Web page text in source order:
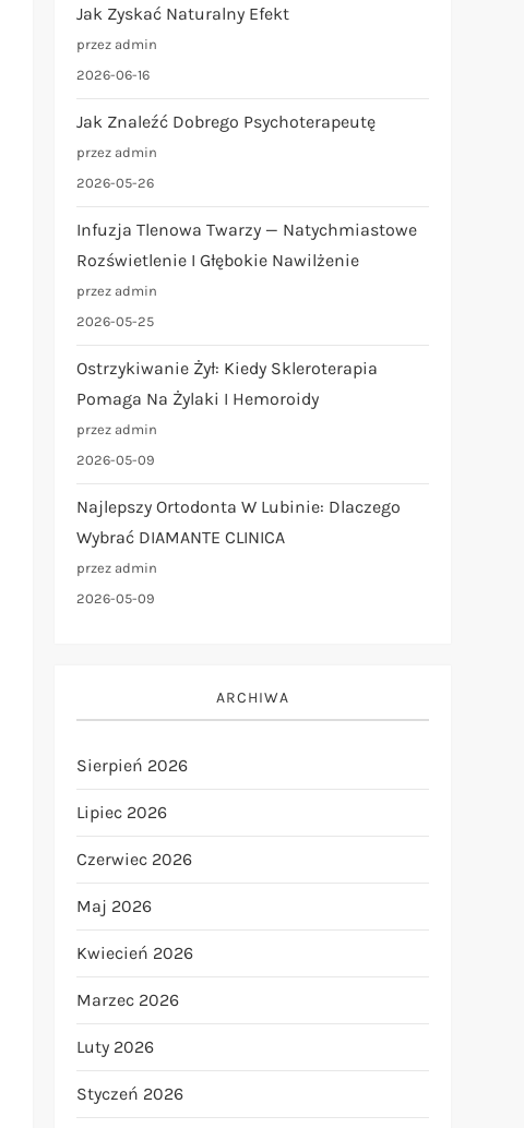
Jak Zyskać Naturalny Efekt
przez admin
2026-06-16
Jak Znaleźć Dobrego Psychoterapeutę
przez admin
2026-05-26
Infuzja Tlenowa Twarzy — Natychmiastowe
Rozświetlenie I Głębokie Nawilżenie
przez admin
2026-05-25
Ostrzykiwanie Żył: Kiedy Skleroterapia
Pomaga Na Żylaki I Hemoroidy
przez admin
2026-05-09
Najlepszy Ortodonta W Lubinie: Dlaczego
Wybrać DIAMANTE CLINICA
przez admin
2026-05-09
ARCHIWA
Sierpień 2026
Lipiec 2026
Czerwiec 2026
Maj 2026
Kwiecień 2026
Marzec 2026
Luty 2026
Styczeń 2026